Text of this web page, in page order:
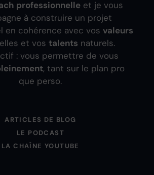
professionnelleet je vous
à construire un projet
en cohérence avec vos valeurs
et vos talents naturels.
: vous permettre de vous
, tant sur le plan pro
que perso.
ARTICLES DE BLOG
LE PODCAST
LA CHAÎNE YOUTUBE